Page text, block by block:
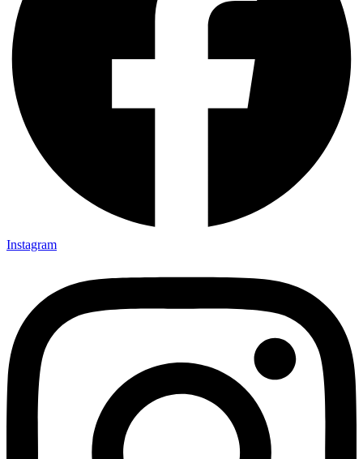
Instagram